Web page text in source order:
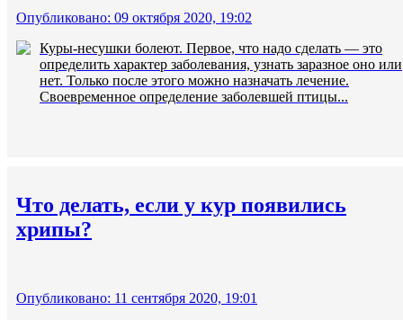
Опубликовано: 09 октября 2020, 19:02
Куры-несушки болеют. Первое, что надо сделать — это
определить характер заболевания, узнать заразное оно или
нет. Только после этого можно назначать лечение.
Своевременное определение заболевшей птицы...
Что делать, если у кур появились
хрипы?
Опубликовано: 11 сентября 2020, 19:01